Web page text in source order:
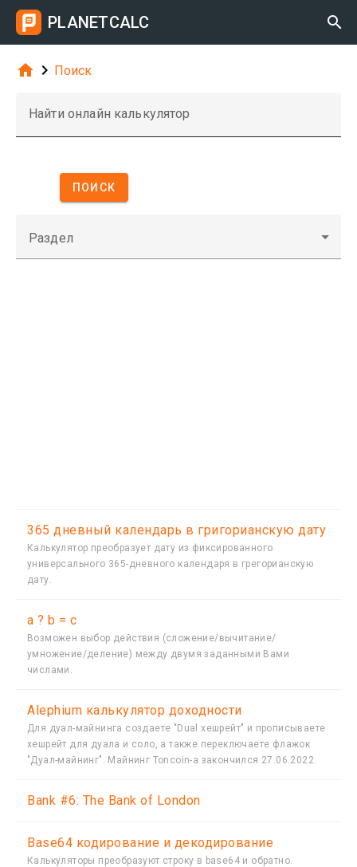
PLANETCALC 
  Поиск
Найти онлайн калькулятор
ПОИСК
Раздел
365 дневный календарь в григорианскую дату
Калькулятор преобразует дату из фиксированного
универсального 365-дневного календаря в грегорианскую
дату.
a ? b = c
Возможен выбор действия (сложение/вычитание/
умножение/деление) между двумя заданными Вами
числами.
Alephium калькулятор доходности
Для дуал-майнинга создаете "Dual хешрейт" и прописываете
хешрейт для дуала и соло, а также переключаете флажок
"Дуал-майнинг". Майнинг Toncoin-а закончился 27.06.2022.
Bank #6: The Bank of London
Base64 кодирование и декодирование
Калькуляторы преобразуют строку в base64 и обратно.